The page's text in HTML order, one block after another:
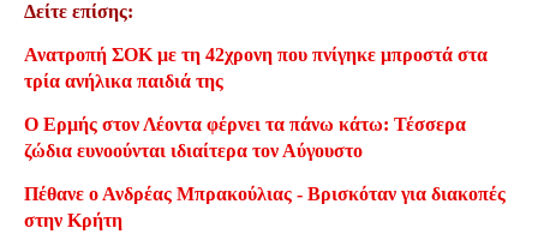
Δείτε επίσης:
Ανατροπή ΣΟΚ με τη 42χρονη που πνίγηκε μπροστά στα
τρία ανήλικα παιδιά της
Ο Ερμής στον Λέοντα φέρνει τα πάνω κάτω: Τέσσερα
ζώδια ευνοούνται ιδιαίτερα τον Αύγουστο
Πέθανε ο Ανδρέας Μπρακούλιας - Βρισκόταν για διακοπές
στην Κρήτη